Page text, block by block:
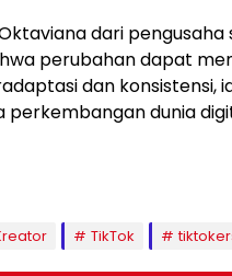
dari
perubahan dapat
dan konsistensi,
perkembangan dunia
TikTok